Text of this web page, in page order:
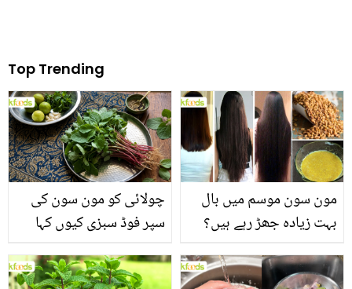
Top Trending
چولائی کو مون سون کی
سپر فوڈ سبزی کیوں کہا
منرلز اور اینٹی آکسیڈنٹس
مون سون موسم میں بال
بہت زیادہ جھڑ رہے ہیں؟
بنانے کے چند قدرتی طریقے